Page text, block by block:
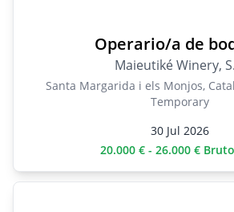
Operario/a de
Maieutiké Winery,
Santa Margarida i els Monjos,
Temporary
30 Jul 2026
20.000 € - 26.000 €